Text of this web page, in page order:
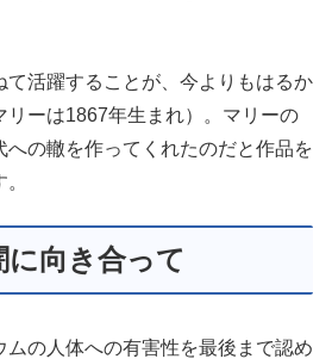
て活躍することが、今よりもはるか
リーは1867年生まれ）。マリーの
への轍を作ってくれたのだと作品を
向き合って
ムの人体への有害性を最後まで認め